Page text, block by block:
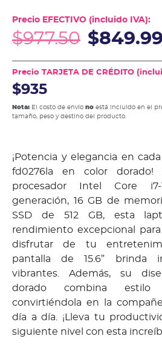
Precio EFECTIVO (incluido IVA):
$977.50 $849.99
Precio TARJETA DE CRÉDITO
$935
Nota: El costo de envío no está incluido en el
tamaño, peso y destino del producto.
¡Potencia y elegancia en
fd0276la en color dorado!
procesador Intel Core
generación, 16 GB de
SSD de 512 GB, esta
rendimiento excepcional
disfrutar de tu
pantalla de 15.6” brinda
vibrantes. Además, su
dorado combina estilo
convirtiéndola en la
día a día. ¡Lleva tu
siguiente nivel con esta